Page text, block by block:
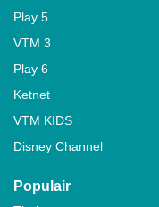
Play 5
VTM 3
Play 6
Ketnet
VTM KIDS
Disney Channel
Populair